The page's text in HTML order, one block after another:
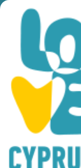
You are here: Home
SABBA
SABBA